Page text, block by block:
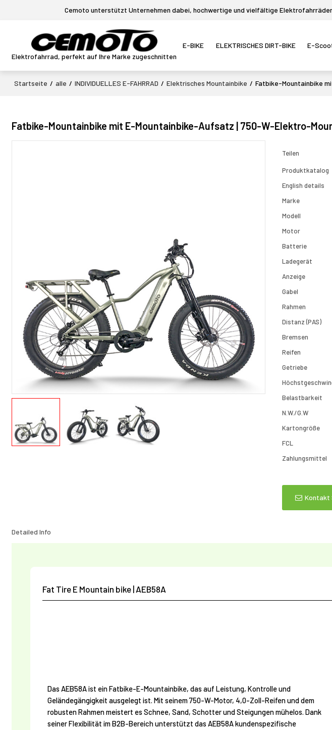
Cemoto unterstützt Unternehmen dabei, hochwertige und vielfältige
Elektrofahrrad, perfekt auf Ihre Marke zugeschnitten
E-BIKE ELEKTRISCHES DIRT-BIKE E-
Startseite / alle / INDIVIDUELLES E-FAHRRAD / Elektrisches Mountainbike / Fatbike-Mountainbike
Fatbike-Mountainbike mit E-Mountainbike-Aufsatz | 750-W-Elektro-
Teilen
Produktkatalog
English details
Marke
Modell
Motor
Batterie
Ladegerät
Anzeige
Gabel
Rahmen
Distanz (PAS)
Bremsen
Reifen
Getriebe
Belastbarkeit
N.W./G.W
Kartongröße
FCL
Zahlungsmittel
Kontakt
Detailed Info
Fat Tire E Mountain bike | AEB58A
Das AEB58A ist ein Fatbike-E-Mountainbike, das auf Leistung, Kontrolle und
Geländegängigkeit ausgelegt ist. Mit seinem 750-W-Motor, 4,0-Zoll-Reifen und dem
robusten Rahmen meistert es Schnee, Sand, Schotter und Steigungen mühelos. Dank
seiner Flexibilität im B2B-Bereich unterstützt das AEB58A kundenspezifische